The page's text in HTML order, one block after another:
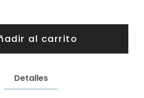
al carrito
Detalles